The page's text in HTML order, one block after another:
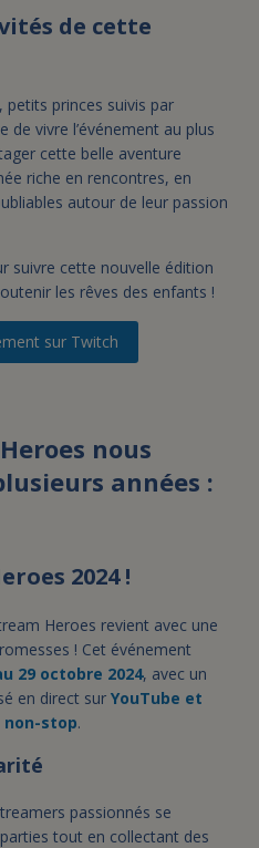
de cette
petits princes suivis par
de vivre l’événement au plus
cette belle aventure
riche en rencontres, en
autour de leur passion
suivre cette nouvelle édition
les rêves des enfants !
sur Twitch
nous
années :
2024 !
Heroes revient avec une
! Cet événement
29 octobre 2024, avec un
en direct sur YouTube et
non-stop.
passionnés se
tout en collectant des